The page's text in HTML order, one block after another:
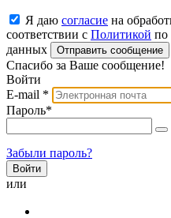
Я даю согласие на
соответствии с Политикой по
данных
Отправить сообщение
Спасибо за Ваше сообщение!
Войти
E-mail *
Пароль*
Забыли пароль?
или